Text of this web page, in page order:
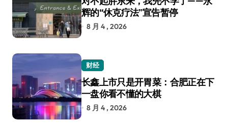
辉的“休克疗法”宣告暂停
8 月 4 , 2026
财经
长鑫上市只是开胃菜：合肥正在下
一盘你看不懂的大棋
8 月 4 , 2026